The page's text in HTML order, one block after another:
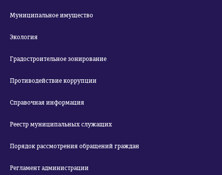
Муниципальное имущество
Экология
Градостроительное зонирование
Противодействие коррупции
Справочная информация
Реестр муниципальных служащих
Порядок рассмотрения обращений граждан
Регламент администрации